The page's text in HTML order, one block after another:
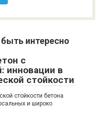
интересно
с
инновации в
стойкости
стойкости бетона
и широко